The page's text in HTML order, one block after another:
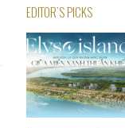
EDITOR'S PICKS